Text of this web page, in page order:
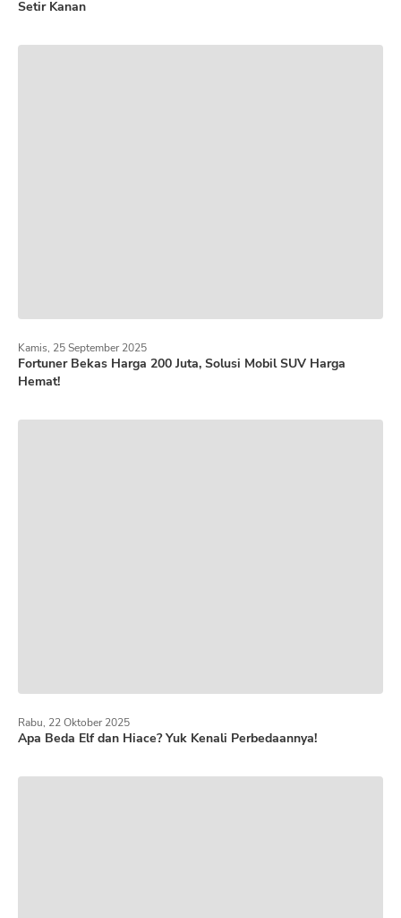
Setir Kanan
Fortuner Bekas Harga 200 Juta, Solusi Mobil SUV Harga
Hemat!
Kamis, 25 September 2025
Apa Beda Elf dan Hiace? Yuk Kenali Perbedaannya!
Rabu, 22 Oktober 2025